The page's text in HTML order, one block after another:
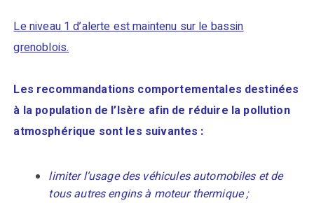
Le niveau 1 d’alerte est maintenu sur le bassin
grenoblois.
Les recommandations comportementales destinées
à la population de l’Isère afin de réduire la pollution
atmosphérique sont les suivantes :
limiter l’usage des véhicules automobiles et de
tous autres engins à moteur thermique ;